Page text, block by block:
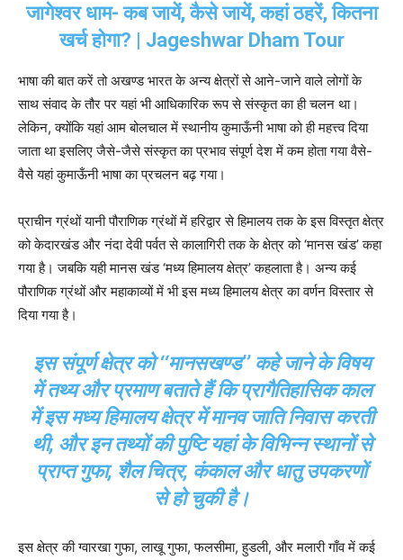
जागेश्वर धाम- कब जायें, कैसे जायें, कहां ठहरें, कितना
खर्च होगा? | Jageshwar Dham Tour
भाषा की बात करें तो अखण्ड भारत के अन्य क्षेत्रों से आने-जाने वाले लोगों के
साथ संवाद के तौर पर यहां भी आधिकारिक रूप से संस्कृत का ही चलन था।
लेकिन, क्योंकि यहां आम बोलचाल में स्थानीय कुमाऊँनी भाषा को ही महत्त्व दिया
जाता था इसलिए जैसे-जैसे संस्कृत का प्रभाव संपूर्ण देश में कम होता गया वैसे-
वैसे यहां कुमाऊँनी भाषा का प्रचलन बढ़ गया।
प्राचीन ग्रंथों यानी पौराणिक ग्रंथों में हरिद्वार से हिमालय तक के इस विस्तृत क्षेत्र
को केदारखंड और नंदा देवी पर्वत से कालागिरी तक के क्षेत्र को ‘मानस खंड’ कहा
गया है। जबकि यही मानस खंड ‘मध्य हिमालय क्षेत्र’ कहलाता है। अन्य कई
पौराणिक ग्रंथों और महाकाव्यों में भी इस मध्य हिमालय क्षेत्र का वर्णन विस्तार से
दिया गया है।
इस संपूर्ण क्षेत्र को ‘‘मानसखण्ड’’ कहे जाने के विषय
में तथ्य और प्रमाण बताते हैं कि प्रागैतिहासिक काल
में इस मध्य हिमालय क्षेत्र में मानव जाति निवास करती
थी, और इन तथ्यों की पुष्टि यहां के विभिन्न स्थानों से
प्राप्त गुफा, शैल चित्र, कंकाल और धातु उपकरणों
से हो चुकी है।
इस क्षेत्र की ग्वारखा गुफा, लाखू गुफा, फलसीमा, हुडली, और मलारी गाँव में कई